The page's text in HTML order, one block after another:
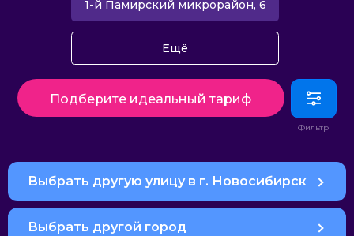
1-й Памирский микрорайон, 6
Ещё
Подберите идеальный тариф
Выбрать другую улицу в г. Новосибирск
Выбрать другой город